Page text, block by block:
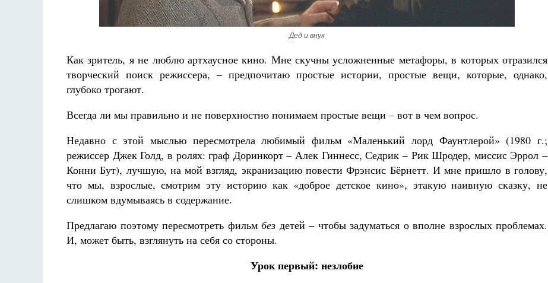
Дед и внук
Как зритель, я не люблю артхаусное кино. Мне скучны усложненные метафоры, в которых отразился
творческий поиск режиссера, – предпочитаю простые истории, простые вещи, которые, однако,
глубоко трогают.
Всегда ли мы правильно и не поверхностно понимаем простые вещи – вот в чем вопрос.
Недавно с этой мыслью пересмотрела любимый фильм «Маленький лорд Фаунтлерой» (1980 г.;
режиссер Джек Голд, в ролях: граф Доринкорт – Алек Гиннесс, Седрик – Рик Шродер, миссис Эррол –
Конни Бут), лучшую, на мой взгляд, экранизацию повести Фрэнсис Бёрнетт. И мне пришло в голову,
что мы, взрослые, смотрим эту историю как «доброе детское кино», этакую наивную сказку, не
слишком вдумываясь в содержание.
Предлагаю поэтому пересмотреть фильм без детей – чтобы задуматься о вполне взрослых проблемах.
И, может быть, взглянуть на себя со стороны.
Урок первый: незлобие
Кирилл Мурышев